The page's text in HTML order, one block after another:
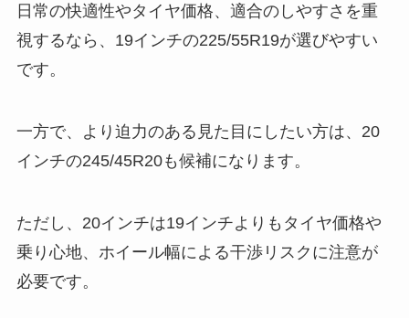
日常の快適性やタイヤ価格、適合のしやすさを重
視するなら、19インチの225/55R19が選びやすい
です。
一方で、より迫力のある見た目にしたい方は、20
インチの245/45R20も候補になります。
ただし、20インチは19インチよりもタイヤ価格や
乗り心地、ホイール幅による干渉リスクに注意が
必要です。